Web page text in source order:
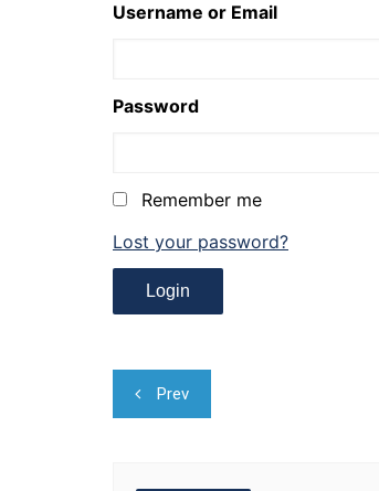
Username or Email
Password
Remember me
Lost your password?
Navegação
de
Prev